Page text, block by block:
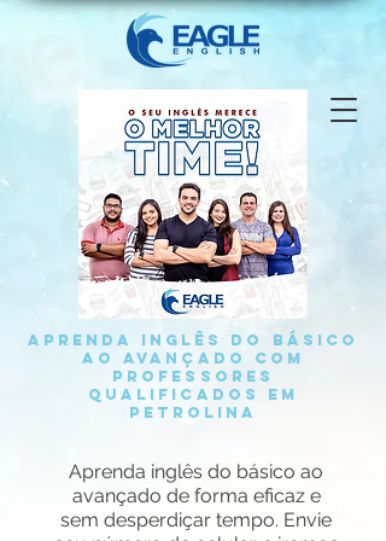
APRENDA INGLÊS DO BÁSICO
AO AVANÇADO COM
PROFESSORES
QUALIFICADOS EM
PETROLINA
Aprenda inglês do básico ao
avançado de forma eficaz e
sem desperdiçar tempo. Envie